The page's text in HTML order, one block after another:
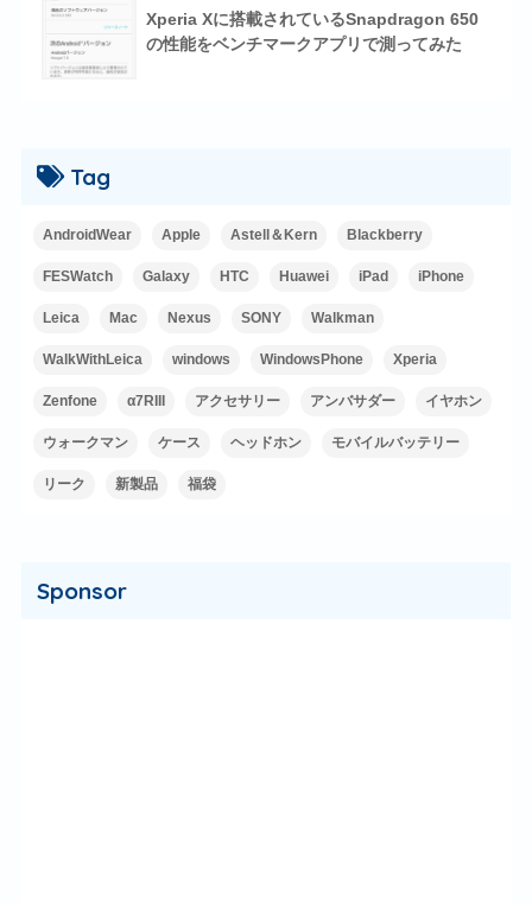
Xperia Xに搭載されているSnapdragon 650
の性能をベンチマークアプリで測ってみた
Tag
AndroidWear Apple Astell＆Kern Blackberry
FESWatch Galaxy HTC Huawei iPad iPhone
Leica Mac Nexus SONY Walkman
WalkWithLeica windows WindowsPhone Xperia
Zenfone α7RIII アクセサリー アンバサダー イヤホン
ウォークマン ケース ヘッドホン モバイルバッテリー
リーク 新製品 福袋
Sponsor